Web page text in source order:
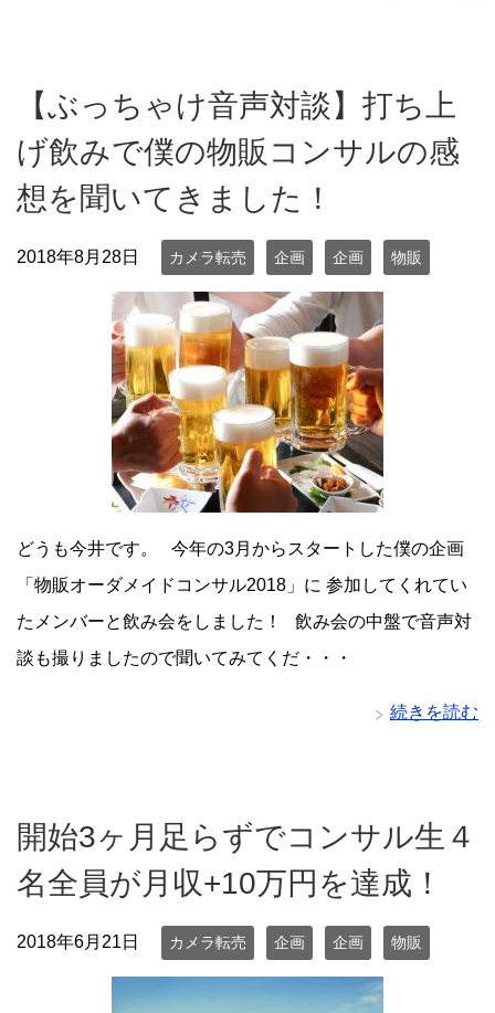
【ぶっちゃけ音声対談】打ち上
げ飲みで僕の物販コンサルの感
想を聞いてきました！
2018年8月28日 カメラ転売 企画 企画 物販
どうも今井です。 今年の3月からスタートした僕の企画
「物販オーダメイドコンサル2018」に 参加してくれてい
たメンバーと飲み会をしました！ 飲み会の中盤で音声対
談も撮りましたので聞いてみてくだ・・・
続きを読む
開始3ヶ月足らずでコンサル生４
名全員が月収+10万円を達成！
2018年6月21日 カメラ転売 企画 企画 物販